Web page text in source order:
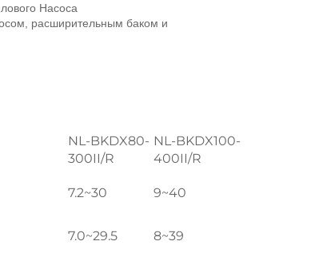
Насоса
расширительным баком и
NL-BKDX80-
300II/R
NL-BKDX100-
400II/R
7.2~30 9~40
7.0~29.5 8~39